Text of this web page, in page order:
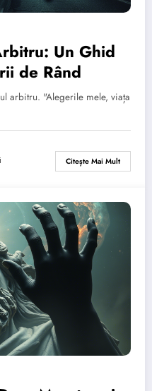
Un Ghid
de Rând
arbitru. "Alegerile mele, viața
Citește Mai Mult